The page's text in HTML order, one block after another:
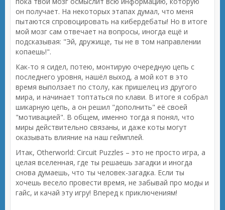
он получает. На некоторых этапах думал, что меня
пытаются спровоцировать на кибердебаты! Но в итоге
мой мозг сам отвечает на вопросы, иногда ещё и
подсказывая: "Эй, дружище, ты не в том направлении
копаешь!".
Как-то я сидел, потею, монтирую очередную цепь с
последнего уровня, нашёл выход, а мой кот в это
время выползает по столу, как пришелец из другого
мира, и начинает топтаться по клави. В итоге я собрал
шикарную цепь, а он решил "дополнить" её своей
"мотивацией". В общем, именно тогда я понял, что
миры действительно связаны, и даже коты могут
оказывать влияние на наш геймплей.
Итак, Otherworld: Circuit Puzzles – это не просто игра, а
целая вселенная, где ты решаешь загадки и иногда
снова думаешь, что ты человек-загадка. Если ты
хочешь весело провести время, не забывай про моды и
гайс, и качай эту игру! Вперед к приключениям!